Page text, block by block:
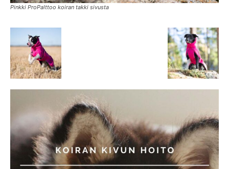
Pinkki ProPalttoo koiran takki sivusta